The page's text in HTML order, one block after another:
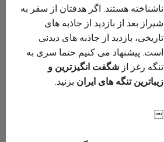
ناشناخته هستند. اگر هدفتان از سفر به
شیراز بعد از بازدید از جاذبه های
تاریخی، بازدید از جاذبه های دیدنی
است. پیشنهاد می کنیم حتما سری به
تنگه رغز ازشگفت انگیزترین و
زیباترین تنگه های ایران بزنید.
￼